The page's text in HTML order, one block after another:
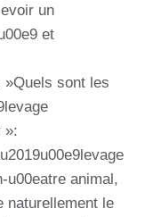
un
et
»Quels sont les
»:
u00eatre animal,
naturellement le